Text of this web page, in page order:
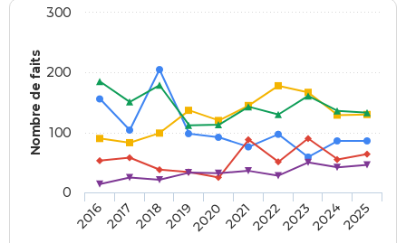
Nombre de faits
2016201720182019202020212022202320242025
0
100
200
300